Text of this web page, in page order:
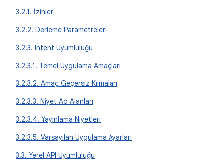
3.2.1. İzinler
3.2.2. Derleme Parametreleri
3.2.3. Intent Uyumluluğu
3.2.3.1. Temel Uygulama Amaçları
3.2.3.2. Amaç Geçersiz Kılmaları
3.2.3.3. Niyet Ad Alanları
3.2.3.4. Yayınlama Niyetleri
3.2.3.5. Varsayılan Uygulama Ayarları
3.3. Yerel API Uyumluluğu